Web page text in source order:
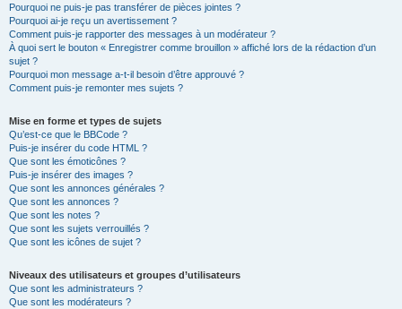
Pourquoi ne puis-je pas transférer de pièces jointes ?
Pourquoi ai-je reçu un avertissement ?
Comment puis-je rapporter des messages à un modérateur ?
À quoi sert le bouton « Enregistrer comme brouillon » affiché lors de la rédaction d’un
sujet ?
Pourquoi mon message a-t-il besoin d’être approuvé ?
Comment puis-je remonter mes sujets ?
Mise en forme et types de sujets
Qu’est-ce que le BBCode ?
Puis-je insérer du code HTML ?
Que sont les émoticônes ?
Puis-je insérer des images ?
Que sont les annonces générales ?
Que sont les annonces ?
Que sont les notes ?
Que sont les sujets verrouillés ?
Que sont les icônes de sujet ?
Niveaux des utilisateurs et groupes d’utilisateurs
Que sont les administrateurs ?
Que sont les modérateurs ?